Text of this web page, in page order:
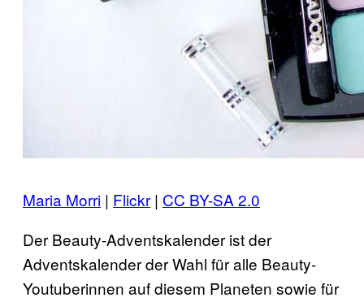
Maria Morri | Flickr | CC BY-SA 2.0
Der Beauty-Adventskalender ist der
Adventskalender der Wahl für alle Beauty-
Youtuberinnen auf diesem Planeten sowie für